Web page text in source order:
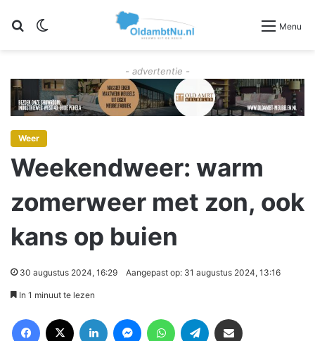
Zoeken Menu
- advertentie -
Weer
Weekendweer: warm
zomerweer met zon, ook
kans op buien
30 augustus 2024, 16:29 Aangepast op: 31 augustus 2024, 13:16
In 1 minuut te lezen